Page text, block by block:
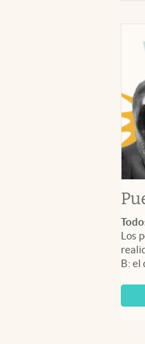
Los
B: el